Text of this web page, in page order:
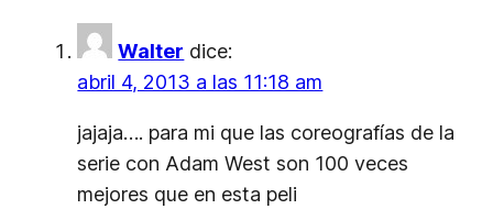
Walter dice:
abril 4, 2013 a las 11:18 am
jajaja…. para mi que las coreografías de la
serie con Adam West son 100 veces
mejores que en esta peli